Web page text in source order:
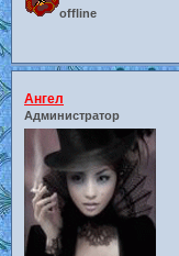
offline
Ангел
Администратор